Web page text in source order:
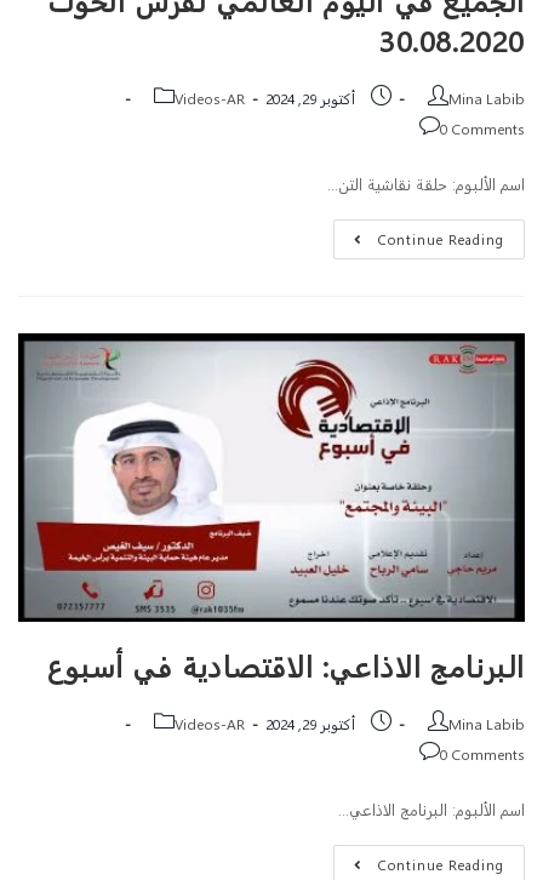
30.08.2020
Mina Labib أكتوبر 29, 2024
Videos-AR
0 Comments
اسم الألبوم: حلقة نقاشية التن…
Continue Reading
البرنامج الاذاعي: الاقتصادية في أسبوع
Mina Labib أكتوبر 29, 2024
Videos-AR
0 Comments
اسم الألبوم: البرنامج الاذاعي…
Continue Reading